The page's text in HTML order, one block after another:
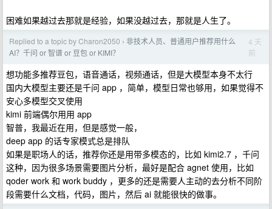
困难如果越过去那就是经验，如果没越过去，那就是人生了。
Replied to a topic by Charon2050 › 非技术人员、普通用户推荐用什么
AI？千问 or 智谱 or 豆包 or KIMI？
4 天
前
想功能多推荐豆包，语音通话，视频通话，但是大模型本身不太行
国内大模型主要还是千问 app ，简单，模型日常也够用，如果觉得不
安心多模型交叉使用
kimi 前端偶尔用用 app
智普，我最近在用，但是感觉一般，
deep app 的话专家模式总是排队
如果是职场人的话，推荐你还是用带多模态的，比如 kimi2.7 ，千问
这种，因为很多场景需要图片分析，最好是配合 agnet 使用，比如
qoder work 和 work buddy ，更多的还是需要人主动的去分析不同阶
段需要什么文档，代码，图片，然后 ai 就能很快的做事。